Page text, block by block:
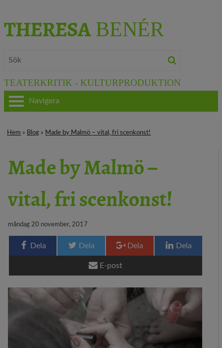
THERESA BENÉR
TEATERKRITIK - KULTURPRODUKTION
TEATERKRITIK
KULTURJOURNALISTIK
29 MEDIA
Navigera
Hem » Blog » Made by Malmö – vital, fri scenkonst!
Made by Malmö –
vital, fri scenkonst!
måndag 20 november, 2017
Dela Dela Dela Dela
E-post